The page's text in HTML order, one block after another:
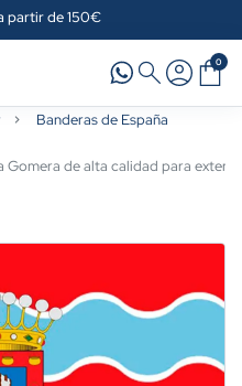
partir de 150€
0
Banderas de España
Gomera de alta calidad para